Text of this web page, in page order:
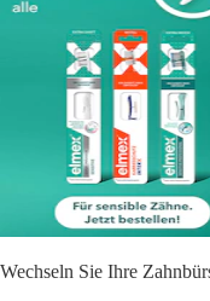
Wechseln Sie Ihre